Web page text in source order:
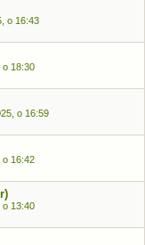
o 16:43
o 18:30
o 16:59
o 16:42
o 13:40